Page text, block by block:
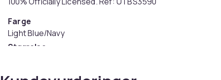
Farge
Light Blue/Navy
Størrelse